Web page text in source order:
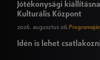
Jótékonysági
Kulturális Központ
2026. augusztus 06.
Idén is lehet